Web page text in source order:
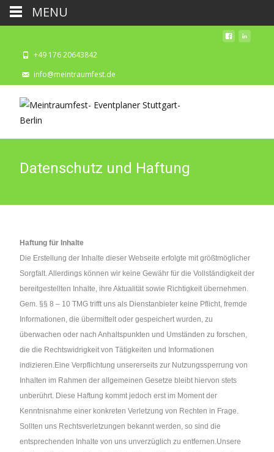
+49 176 20643842
info@meintraumfest.de
Datenschutz und Haftung
Haftung für Inhalte
Die Erstellung der Inhalte dieser Webseite erfolgte mit größtmöglicher
Sorgfalt. Allerdings können wir keine Gewähr für die Vollständigkeit der
bereitgestellten Inhalte, ihre Aktualität sowie Richtigkeit übernehmen.
Gem. §§ 8 – 10 TMG trifft uns als Dienstanbieter keine Pflicht, fremde
Informationen, die übermittelt oder gespeichert wurden, zu
überwachen oder nach Anhaltspunkten und Umständen zu forschen,
die die Rechtswidrigkeit von Tätigkeiten und Informationen
indizieren.Eine Verpflichtung unsererseits zur Nutzungssperrung von
Inhalten im Rahmen der allgemeinen Gesetze bleibt hiervon stets
unberührt. Diese Haftung kommt jedoch erst im Moment der
Kenntnisnahme einer konkreten Verletzung von Rechten in Frage.
Sollten uns Rechtsverletzungen bekannt werden, so sind die
entsprechenden Inhalte von uns unverzüglich zu entfernen.Unsere
MENU